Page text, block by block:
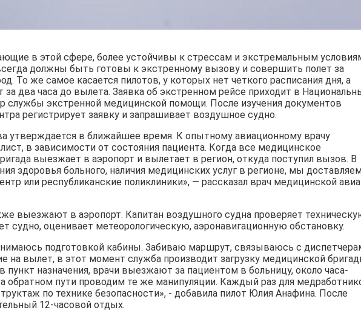
в этой сфере, более устойчивы к стрессам и экстремальным
должны быть готовы к экстренному вызову и совершить полет за
То же самое касается пилотов, у которых нет четкого расписания дня, а
за два часа до вылета. Заявка об экстренном рейсе приходит в
службы экстренной медицинской помощи. После изучения документов
регистрирует заявку и запрашивает воздушное судно.
утверждается в ближайшее время. К опытному авиационному врачу
в зависимости от состояния пациента. Когда все медицинское
выезжает в аэропорт и вылетает в регион, откуда поступил вызов. В
здоровья больного, наличия медицинских услуг в регионе, мы
или республиканские поликлиники», — рассказал врач медицинской
выезжают в аэропорт. Капитан воздушного судна проверяет
судно, оценивает метеорологическую, аэронавигационную обстановку.
подготовкой кабины. Забиваю маршрут, связываюсь с
на вылет, в этот момент служба производит загрузку медицинской
пункт назначения, врачи выезжают за пациентом в больницу, около часа-
обратном пути проводим те же манипуляции. Каждый раз для
по технике безопасности», - добавила пилот Юлия Анафина. После
12-часовой отдых.